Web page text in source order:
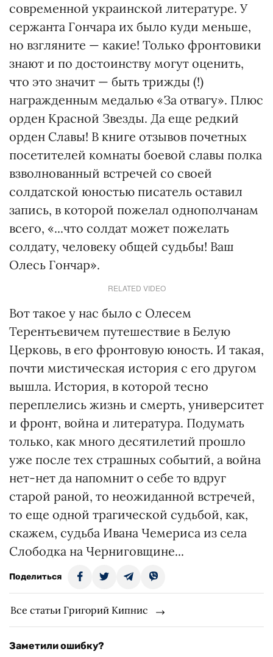
современной украинской литературе. У
сержанта Гончара их было куди меньше,
но взгляните — какие! Только фронтовики
знают и по достоинству могут оценить,
что это значит — быть трижды (!)
награжденным медалью «За отвагу». Плюс
орден Красной Звезды. Да еще редкий
орден Славы! В книге отзывов почетных
посетителей комнаты боевой славы полка
взволнованный встречей со своей
солдатской юностью писатель оставил
запись, в которой пожелал однополчанам
всего, «...что солдат может пожелать
солдату, человеку общей судьбы! Ваш
Олесь Гончар».
RELATED VIDEO
Вот такое у нас было с Олесем
Терентьевичем путешествие в Белую
Церковь, в его фронтовую юность. И такая,
почти мистическая история с его другом
вышла. История, в которой тесно
переплелись жизнь и смерть, университет
и фронт, война и литература. Подумать
только, как много десятилетий прошло
уже после тех страшных событий, а война
нет-нет да напомнит о себе то вдруг
старой раной, то неожиданной встречей,
то еще одной трагической судьбой, как,
скажем, судьба Ивана Чемериса из села
Слободка на Черниговщине...
Поделиться
Все статьи Григорий Кипнис
Заметили ошибку?